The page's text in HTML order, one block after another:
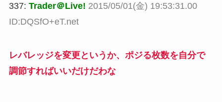
337: Trader＠Live! 2015/05/01(金) 19:53:31.00
ID:DQSfO+eT.net
レバレッジを変更というか、ポジる枚数を自分で
調節すればいいだけだわな